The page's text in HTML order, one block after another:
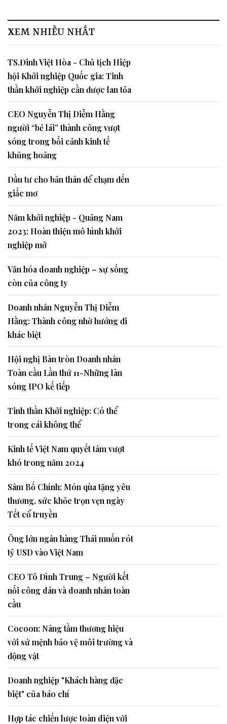
XEM NHIỀU NHẤT
TS.Đinh Việt Hòa - Chủ tịch Hiệp
hội Khởi nghiệp Quốc gia: Tinh
thần khởi nghiệp cần được lan tỏa
CEO Nguyễn Thị Diễm Hằng
người “bẻ lái” thành công vượt
sóng trong bối cảnh kinh tế
khủng hoảng
Đầu tư cho bản thân để chạm đến
giấc mơ
Năm khởi nghiệp - Quảng Nam
2023: Hoàn thiện mô hình khởi
nghiệp mở
Văn hóa doanh nghiệp – sự sống
còn của công ty
Doanh nhân Nguyễn Thị Diễm
Hằng: Thành công nhờ hướng đi
khác biệt
Hội nghị Bàn tròn Doanh nhân
Toàn cầu Lần thứ 11-Những làn
sóng IPO kế tiếp
Tinh thần Khởi nghiệp: Có thể
trong cái không thể
Kinh tế Việt Nam quyết tâm vượt
khó trong năm 2024
Sâm Bố Chính: Món qùa tặng yêu
thương, sức khỏe trọn vẹn ngày
Tết cổ truyền
Ông lớn ngân hàng Thái muốn rót
tỷ USD vào Việt Nam
CEO Tô Đình Trung – Người kết
nối công dân và doanh nhân toàn
cầu
Cocoon: Nâng tầm thương hiệu
với sứ mệnh bảo vệ môi trường và
động vật
Doanh nghiệp "Khách hàng đặc
biệt" của báo chí
Hợp tác chiến lược toàn diện với